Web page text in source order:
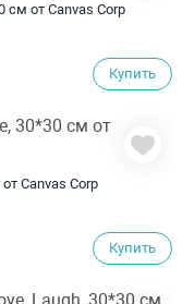
см от Canvas Corp
Купить
Canvas Corp
Купить